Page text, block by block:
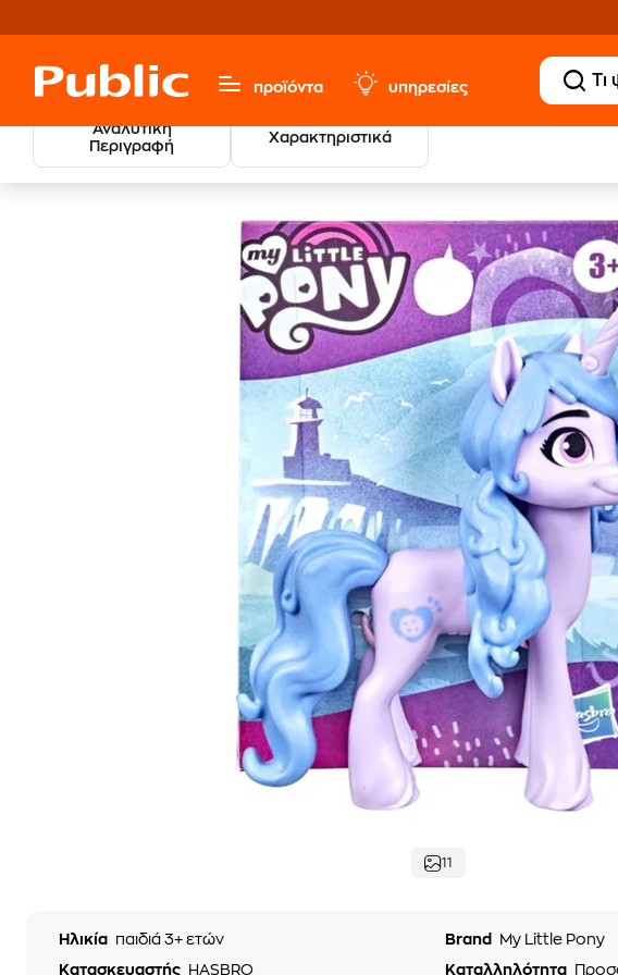
προϊόντα υπηρεσίες
Αναλυτική
Περιγραφή
Χαρακτηριστικά
Παιχνίδια & Παιδικά
11
Ηλικία παιδιά 3+ ετών Brand
My Little Pony
Κατασκευαστής
HASBRO Καταλληλότητα